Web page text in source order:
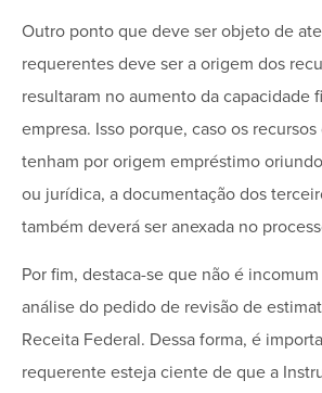
Outro ponto que deve ser objeto de
requerentes deve ser a origem dos
resultaram no aumento da capacidade
empresa. Isso porque, caso os
tenham por origem empréstimo
ou jurídica, a documentação dos
também deverá ser anexada no
Por fim, destaca-se que não é
análise do pedido de revisão de
Receita Federal. Dessa forma, é
requerente esteja ciente de que a